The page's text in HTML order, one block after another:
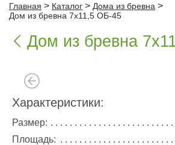
Главная > Каталог > Дома из бревна >
Дом из бревна 7х11,5 ОБ-45
 Дом из бревна
Характеристики:
Размер:
Площадь: